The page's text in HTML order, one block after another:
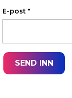
E-post *